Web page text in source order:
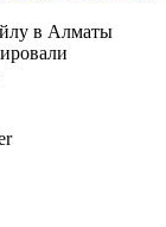
в Алматы